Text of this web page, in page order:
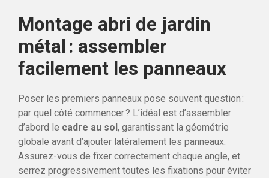
Montage abri de jardin
métal : assembler
facilement les panneaux
Poser les premiers panneaux pose souvent question :
par quel côté commencer ? L’idéal est d’assembler
d’abord le cadre au sol, garantissant la géométrie
globale avant d’ajouter latéralement les panneaux.
Assurez-vous de fixer correctement chaque angle, et
serrez progressivement toutes les fixations pour éviter